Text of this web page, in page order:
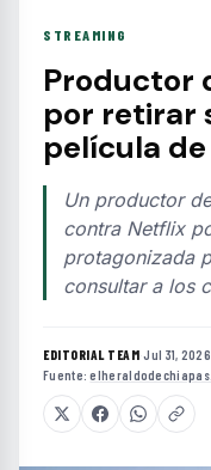
STREAMING
Productor
por retirar
película
Un productor
contra Netflix
protagonizada
consultar a los
EDITORIAL TEAM·Jul 31, 2026
Fuente: